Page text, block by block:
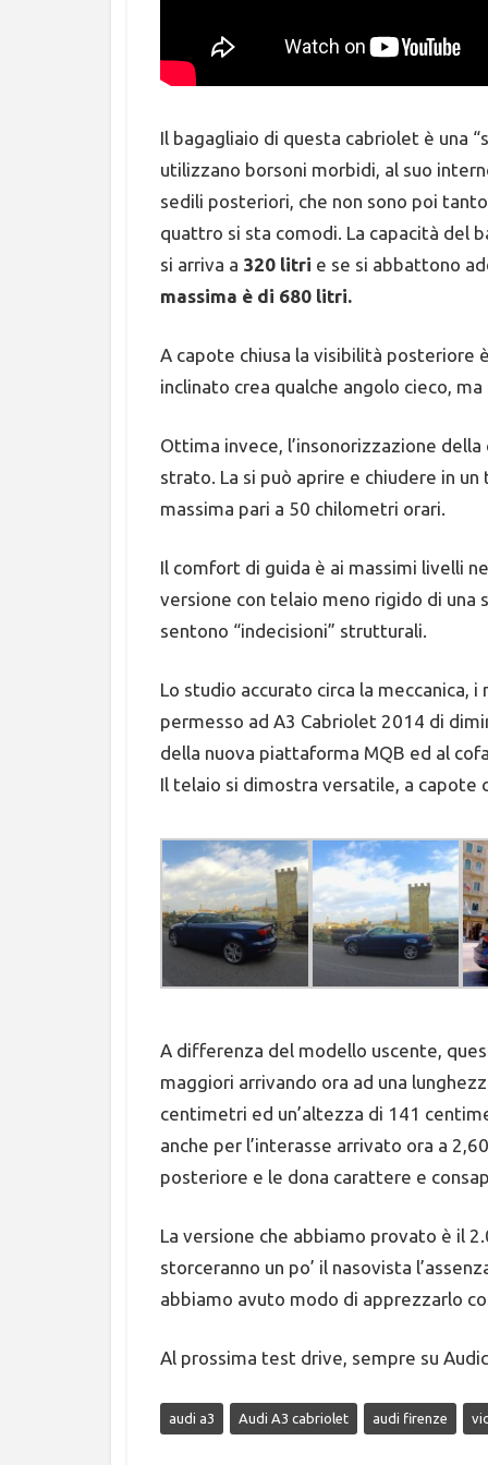
Il bagagliaio di questa cabriolet è una
utilizzano borsoni morbidi, al suo
sedili posteriori, che non sono poi
quattro si sta comodi. La capacità del
si arriva a 320 litri e se si abbattono
massima è di 680 litri.
A capote chiusa la visibilità posteriore
inclinato crea qualche angolo cieco,
Ottima invece, l’insonorizzazione
strato. La si può aprire e chiudere in un
massima pari a 50 chilometri orari.
Il comfort di guida è ai massimi livelli
versione con telaio meno rigido di una
sentono “indecisioni” strutturali.
Lo studio accurato circa la meccanica,
permesso ad A3 Cabriolet 2014 di
della nuova piattaforma MQB ed al
Il telaio si dimostra versatile, a capote
A differenza del modello uscente,
maggiori arrivando ora ad una
centimetri ed un’altezza di 141
anche per l’interasse arrivato ora a
posteriore e le dona carattere e
La versione che abbiamo provato è il
storceranno un po’ il nasovista
abbiamo avuto modo di apprezzarlo
Al prossima test drive, sempre su
audi a3 Audi A3 cabriolet audi firenze